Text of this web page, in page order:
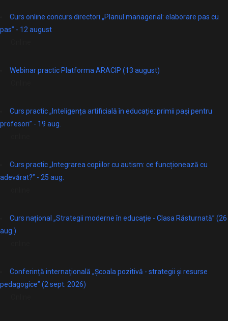
Curs online concurs directori „Planul managerial: elaborare pas cu
pas” - 12 august
Webinar practic Platforma ARACIP (13 august)
Curs practic „Inteligența artificială în educație: primii pași pentru
profesori” - 19 aug.
Curs practic „Integrarea copiilor cu autism: ce funcționează cu
adevărat?” - 25 aug.
Curs național „Strategii moderne în educație - Clasa Răsturnată” (26
aug.)
Conferință internațională „Școala pozitivă - strategii și resurse
pedagogice” (2 sept. 2026)